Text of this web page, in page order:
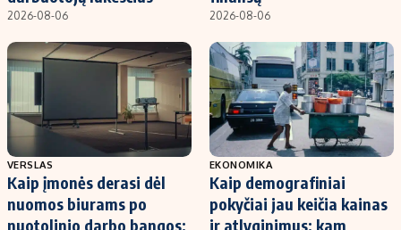
2026-08-06 2026-08-06
VERSLAS
Kaip įmonės derasi dėl
nuomos biurams po
nuotolinio darbo bangos:
EKONOMIKA
Kaip demografiniai
pokyčiai jau keičia kainas
ir atlyginimus: kam